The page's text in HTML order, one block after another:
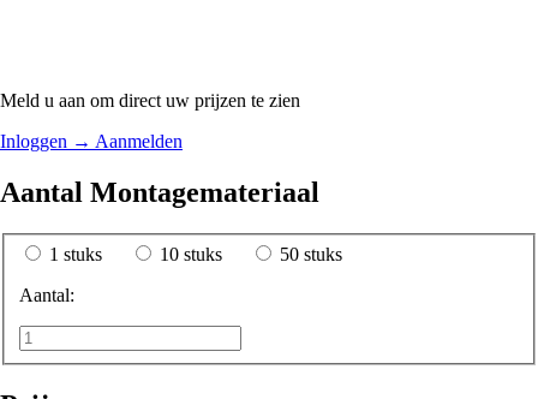
Meld u aan om direct uw prijzen te zien
Inloggen → Aanmelden
Aantal Montagemateriaal
1 stuks 10 stuks
50 stuks
Aantal: